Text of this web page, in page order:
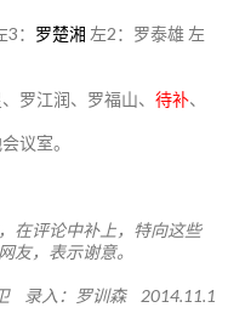
： 罗楚湘 左2：罗泰雄 左
罗江润、罗福山、 待补、
议室。
在评论中补上，特向这些
友，表示谢意。
录入：罗训森 2014.11.1